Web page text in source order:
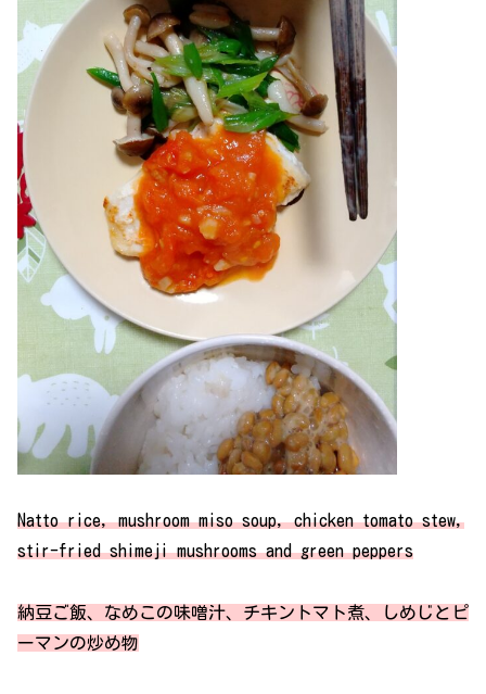
Natto rice, mushroom miso soup, chicken tomato stew,
stir-fried shimeji mushrooms and green peppers
納豆ご飯、なめこの味噌汁、チキントマト煮、しめじとピ
ーマンの炒め物